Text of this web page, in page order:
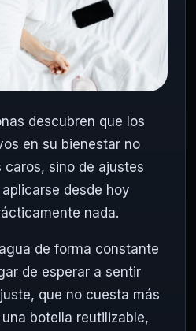
descubren que los
en su bienestar no
sino de ajustes
desde hoy
nada.
de forma constante
de esperar a sentir
que no cuesta más
botella reutilizable,